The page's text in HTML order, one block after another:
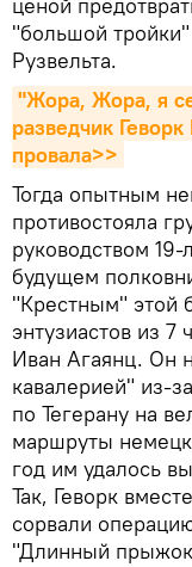
ценой
"большой
Рузвельта.
"Жора, Жора, я
разведчик
провала>>
Тогда опытным
противостояла
руководством 19-
будущем
"Крестным" этой
энтузиастов из 7
Иван Агаянц. Он
кавалерией" из-
по Тегерану на
маршруты
год им удалось
Так, Геворк
сорвали
"Длинный